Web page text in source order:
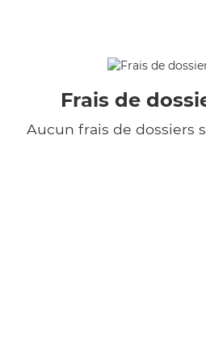
Frais de
Aucun frais de dossiers